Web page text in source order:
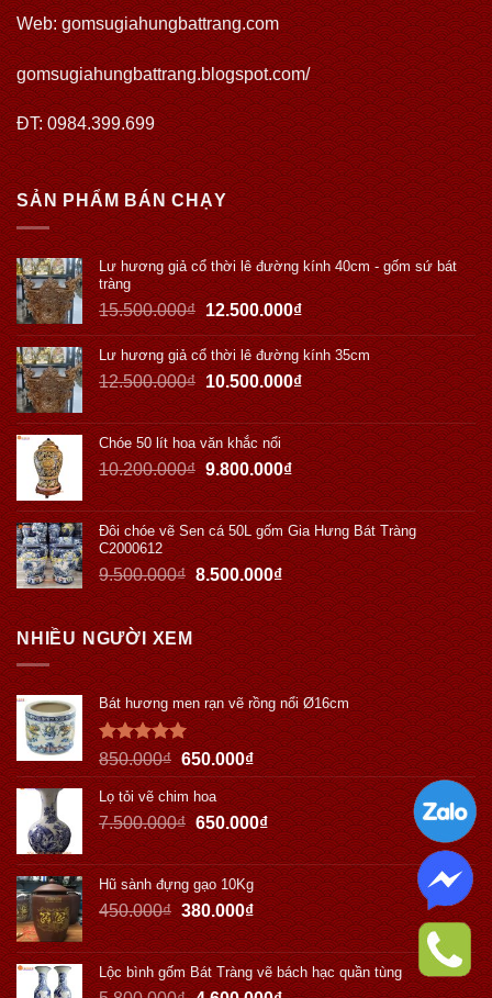
Web:gomsugiahungbattrang.com
gomsugiahungbattrang.blogspot.com/
ĐT: 0984.399.699
SẢN PHẨM BÁN CHẠY
Lư hương giả cổ thời lê đường kính 40cm - gốm sứ bát
tràng
15.500.000₫ 12.500.000₫
Lư hương giả cổ thời lê đường kính 35cm
12.500.000₫ 10.500.000₫
Chóe 50 lít hoa văn khắc nổi
10.200.000₫ 9.800.000₫
Đôi chóe vẽ Sen cá 50L gốm Gia Hưng Bát Tràng
C2000612
9.500.000₫ 8.500.000₫
NHIỀU NGƯỜI XEM
Bát hương men rạn vẽ rồng nổi Ø16cm
Được xếp
hạng5.00
5 sao
850.000₫ 650.000₫
Lọ tỏi vẽ chim hoa
7.500.000₫ 650.000₫
Hũ sành đựng gạo 10Kg
450.000₫ 380.000₫
Lộc bình gốm Bát Tràng vẽ bách hạc quần tùng